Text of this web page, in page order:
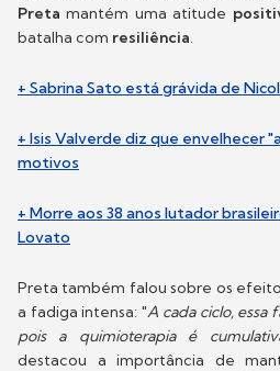
Pretamantém uma atitude
batalha com resiliência.
+ Sabrina Sato está grávida de
+ Isis Valverde diz que envelhecer
motivos
+ Morre aos 38 anos lutador
Lovato
Preta também falou sobre os
a fadiga intensa: "A cada ciclo, essa
pois a quimioterapia é
destacou a importância de